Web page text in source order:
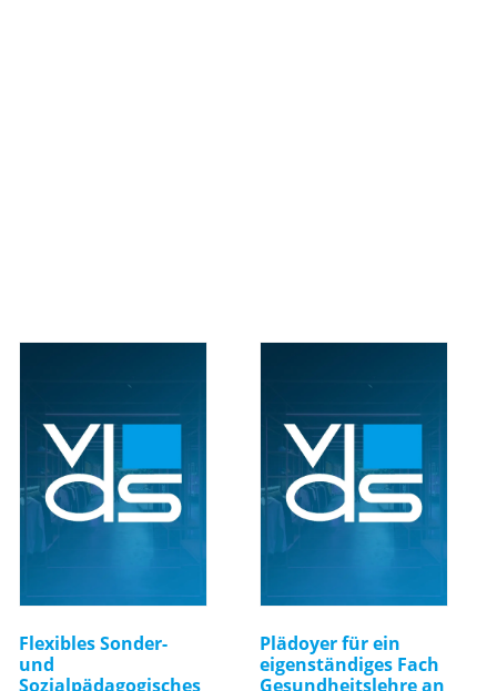
Flexibles Sonder-
und
Sozialpädagogisches
Plädoyer für ein
eigenständiges Fach
Gesundheitslehre an